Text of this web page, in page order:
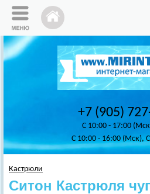
+7 (905)
C 10:00 - 17:00
C 10:00 - 16:00 (Мск),
Кастрюли
Ситон Кастрюля